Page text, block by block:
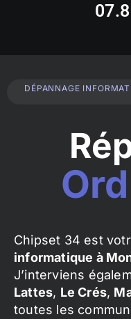
DÉPANNAGE
Chipset 34 est
informatique à
J’interviens
Lattes, Le Crés,
toutes les